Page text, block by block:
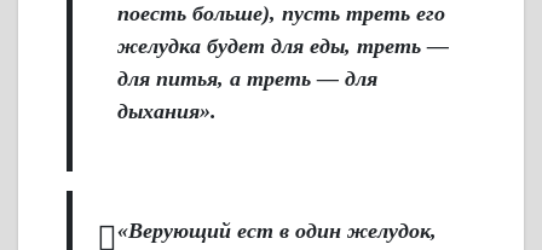
поесть больше), пусть треть его
желудка будет для еды, треть —
для питья, а треть — для
дыхания».
«Верующий ест в один желудок,